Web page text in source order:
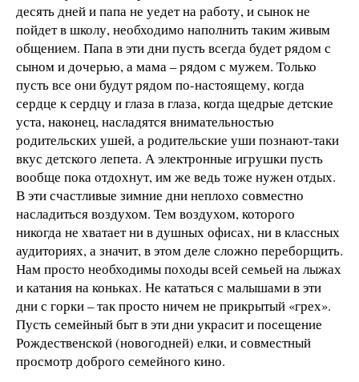
десять дней и папа не уедет на работу, и сынок не
пойдет в школу, необходимо наполнить таким живым
общением. Папа в эти дни пусть всегда будет рядом с
сыном и дочерью, а мама – рядом с мужем. Только
пусть все они будут рядом по-настоящему, когда
сердце к сердцу и глаза в глаза, когда щедрые детские
уста, наконец, насладятся внимательностью
родительских ушей, а родительские уши познают-таки
вкус детского лепета. А электронные игрушки пусть
вообще пока отдохнут, им же ведь тоже нужен отдых.
В эти счастливые зимние дни неплохо совместно
насладиться воздухом. Тем воздухом, которого
никогда не хватает ни в душных офисах, ни в классных
аудиториях, а значит, в этом деле сложно переборщить.
Нам просто необходимы походы всей семьей на лыжах
и катания на коньках. Не кататься с малышами в эти
дни с горки – так просто ничем не прикрытый «грех».
Пусть семейный быт в эти дни украсит и посещение
Рождественской (новогодней) елки, и совместный
просмотр доброго семейного кино.